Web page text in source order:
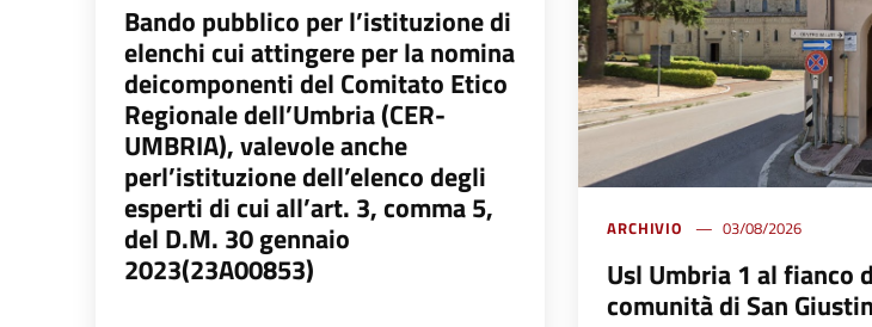
Bando pubblico per l’istituzione di
elenchi cui attingere per la nomina
deicomponenti del Comitato Etico
Regionale dell’Umbria (CER-
UMBRIA), valevole anche
perl’istituzione dell’elenco degli
esperti di cui all’art. 3, comma 5,
del D.M. 30 gennaio
2023(23A00853)
ARCHIVIO 03/08/2026
Usl Umbria 1 al fianco
comunità di San